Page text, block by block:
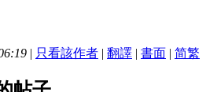
| 只看該作者 | 翻譯 | 書面 | 简繁